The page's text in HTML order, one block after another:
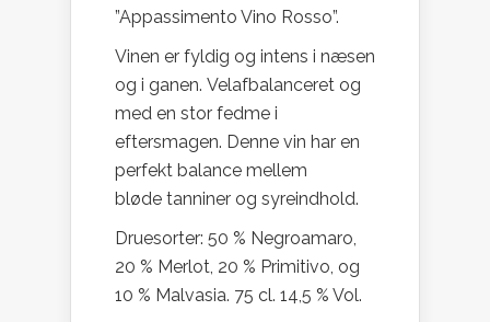
”Appassimento Vino Rosso”.
Vinen er fyldig og intens i næsen
og i ganen. Velafbalanceret og
med en stor fedme i
eftersmagen. Denne vin har en
perfekt balance mellem
bløde tanniner og syreindhold.
Druesorter: 50 % Negroamaro,
20 % Merlot, 20 % Primitivo, og
10 % Malvasia. 75 cl. 14,5 % Vol.